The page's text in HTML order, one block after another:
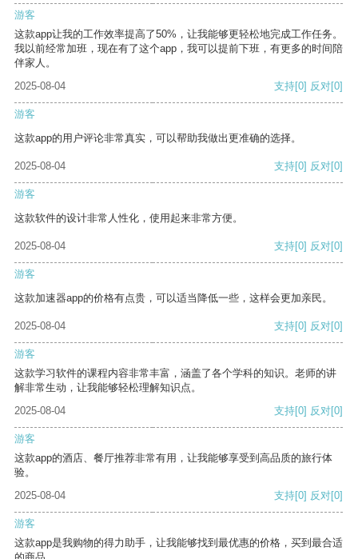
游客
这款app让我的工作效率提高了50%，让我能够更轻松地完成工作任务。
我以前经常加班，现在有了这个app，我可以提前下班，有更多的时间陪
伴家人。
2025-08-04
支持[0] 反对[0]
游客
这款app的用户评论非常真实，可以帮助我做出更准确的选择。
2025-08-04 支持[0] 反对[0]
游客
这款软件的设计非常人性化，使用起来非常方便。
2025-08-04 支持[0] 反对[0]
游客
这款加速器app的价格有点贵，可以适当降低一些，这样会更加亲民。
2025-08-04 支持[0] 反对[0]
游客
这款学习软件的课程内容非常丰富，涵盖了各个学科的知识。老师的讲
解非常生动，让我能够轻松理解知识点。
2025-08-04
支持[0] 反对[0]
游客
这款app的酒店、餐厅推荐非常有用，让我能够享受到高品质的旅行体
验。
2025-08-04
支持[0] 反对[0]
游客
这款app是我购物的得力助手，让我能够找到最优惠的价格，买到最合适